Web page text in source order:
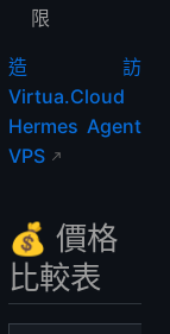
限
造訪
Virtua.Cloud
Hermes Agent
VPS
💰 價格
比較表